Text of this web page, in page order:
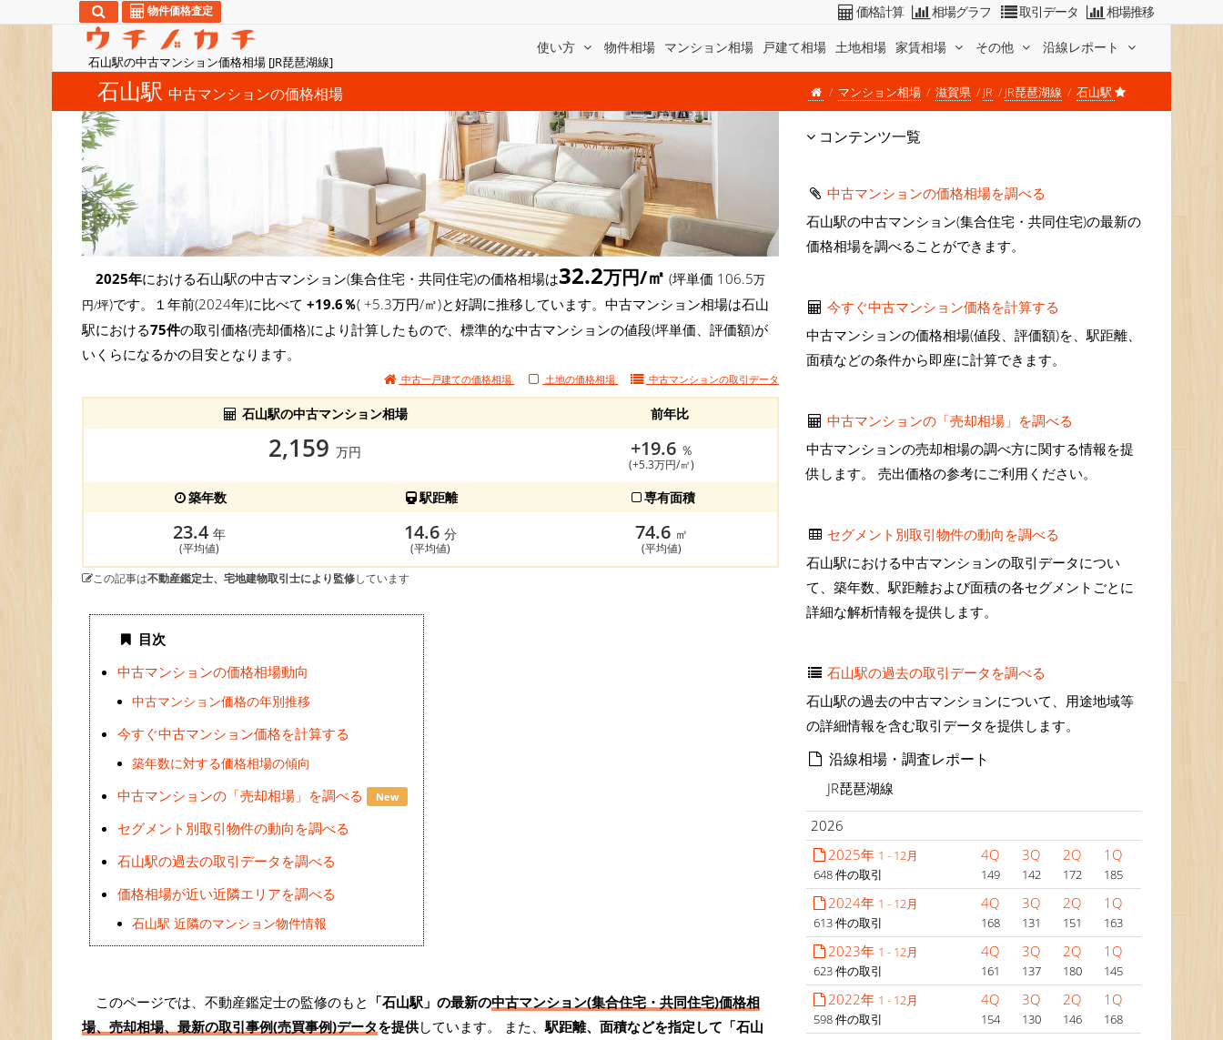
石山駅の中古マンション価格相場 [JR琵琶湖線]
使い方 物件相場 マンション相場 戸建て相場 土地相場 家賃相場 その他 沿線レポート
物件価格査定 価格計算 相場グラフ 取引データ 相場推移
石山駅 中古マンションの価格相場 マンション相場 滋賀県 JR JR琵琶湖線 石山駅
2025年における石山駅の中古マンション(集合住宅・共同住宅)の価格相場は32.2万円/㎡ (坪単価 106.5万
円/坪)です。１年前(2024年)に比べて +19.6％( +5.3万円/㎡)と好調に推移しています。中古マンション相場は石山
駅における75件の取引価格(売却価格)により計算したもので、標準的な中古マンションの値段(坪単価、評価額)が
いくらになるかの目安となります。
中古一戸建ての価格相場 土地の価格相場 中古マンションの取引データ
石山駅の中古マンション相場 前年比
2,159 万円 +19.6 ％
(+5.3万円/㎡)
築年数 駅距離 専有面積
23.4 年
(平均値)
14.6 分
(平均値)
74.6 ㎡
(平均値)
この記事は不動産鑑定士、宅地建物取引士により監修しています
目次
中古マンションの価格相場動向
中古マンション価格の年別推移
今すぐ中古マンション価格を計算する
築年数に対する価格相場の傾向
中古マンションの「売却相場」を調べる New
セグメント別取引物件の動向を調べる
石山駅の過去の取引データを調べる
価格相場が近い近隣エリアを調べる
石山駅 近隣のマンション物件情報
このページでは、不動産鑑定士の監修のもと 「石山駅」の最新の中古マンション(集合住宅・共同住宅)価格相
場、売却相場、最新の取引事例(売買事例)データを提供しています。 また、 駅距離、面積などを指定して「石山
コンテンツ一覧
中古マンションの価格相場を調べる
石山駅の中古マンション(集合住宅・共同住宅)の最新の
価格相場を調べることができます。
今すぐ中古マンション価格を計算する
中古マンションの価格相場(値段、評価額)を、駅距離、
面積などの条件から即座に計算できます。
中古マンションの「売却相場」を調べる
中古マンションの売却相場の調べ方に関する情報を提
供します。 売出価格の参考にご利用ください。
セグメント別取引物件の動向を調べる
石山駅における中古マンションの取引データについ
て、築年数、駅距離および面積の各セグメントごとに
詳細な解析情報を提供します。
石山駅の過去の取引データを調べる
石山駅の過去の中古マンションについて、用途地域等
の詳細情報を含む取引データを提供します。
沿線相場・調査レポート
JR琵琶湖線
2026
2025年 1 - 12月
648 件の取引
4Q
149
3Q
142
2Q
172
1Q
185
2024年 1 - 12月
613 件の取引
4Q
168
3Q
131
2Q
151
1Q
163
2023年 1 - 12月
623 件の取引
4Q
161
3Q
137
2Q
180
1Q
145
2022年 1 - 12月
598 件の取引
4Q
154
3Q
130
2Q
146
1Q
168